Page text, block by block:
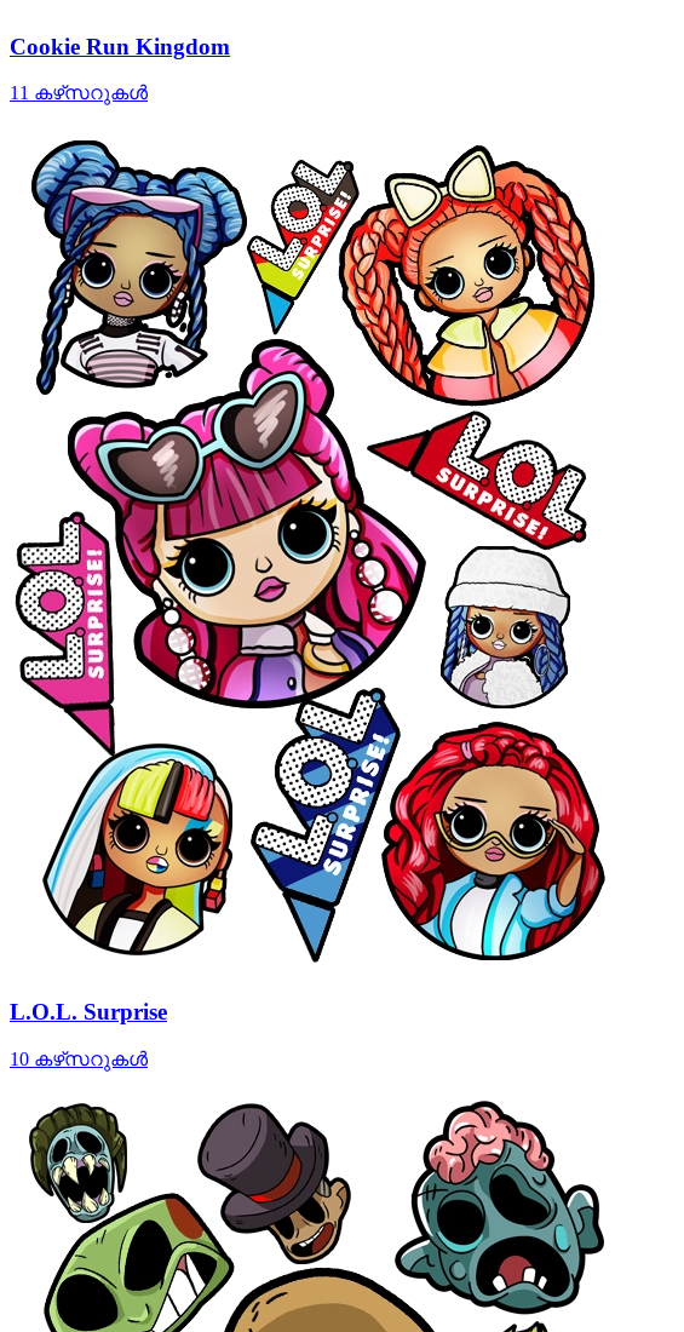
Cookie Run Kingdom
11 കഴ്‌സറുകൾ
L.O.L. Surprise
10 കഴ്‌സറുകൾ